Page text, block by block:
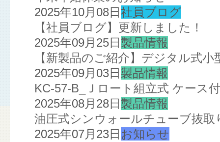
2025年10月08日 社員ブログ
【社員ブログ】更新しました！
2025年09月25日 製品情報
【新製品のご紹介】デジタル式
2025年09月03日 製品情報
KC-57-B_Ｊロート組立式 ケース
2025年08月28日 製品情報
油圧式シンウォールチューブ抜
2025年07月23日 お知らせ